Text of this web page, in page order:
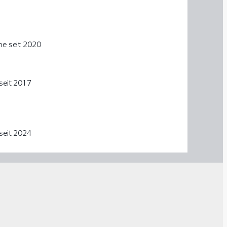
seit 2020
2017
2024